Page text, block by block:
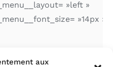
aux
»left »
»14px »